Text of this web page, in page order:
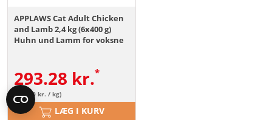
APPLAWS Cat Adult Chicken
and Lamb 2,4 kg (6x400 g)
Huhn und Lamm for voksne
293.28 kr.
(122.20 kr. / kg)
LÆG I KURV